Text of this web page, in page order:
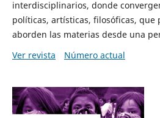
interdisciplinarios, donde
políticas, artísticas, filosóficas, que
aborden las materias desde una
Ver revista
Número actual